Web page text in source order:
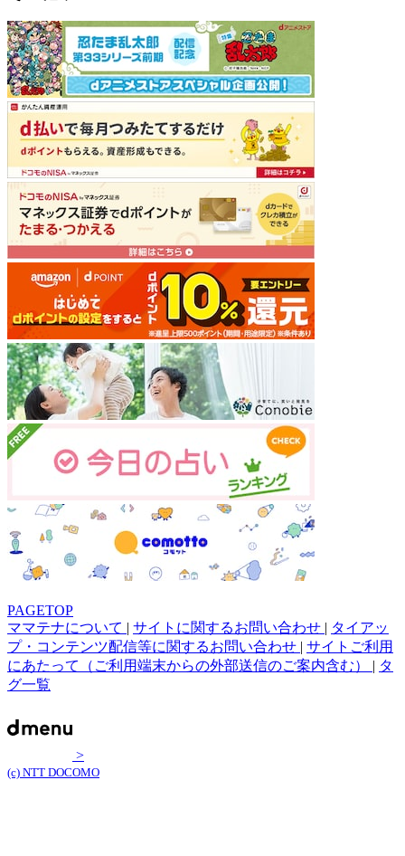
PAGETOP
ママテナについて | サイトに関するお問い合わせ | タイアッ
プ・コンテンツ配信等に関するお問い合わせ | サイトご利用
にあたって（ご利用端末からの外部送信のご案内含む） | タ
グ一覧
>
(c) NTT DOCOMO